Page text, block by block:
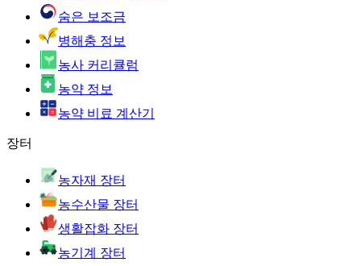
숨은 보조금
병해충 정보
농사 커리큘럼
농약 정보
농약 비료 계산기
장터
농자재 장터
농수산물 장터
생활잡화 장터
농기계 장터